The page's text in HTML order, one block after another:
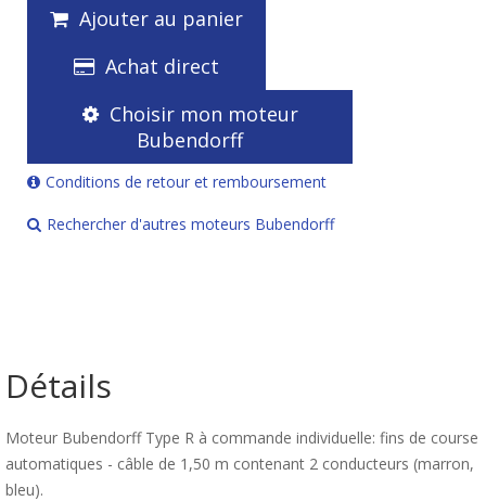
Ajouter au panier
Achat direct
Choisir mon moteur
Bubendorff
Conditions de retour et remboursement
Rechercher d'autres moteurs Bubendorff
Détails
Moteur Bubendorff Type R à commande individuelle: fins de course
automatiques - câble de 1,50 m contenant 2 conducteurs (marron,
bleu).